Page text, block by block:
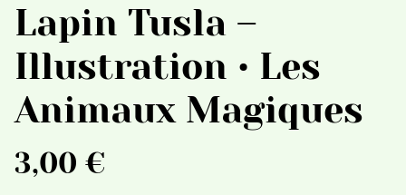
Lapin Tusla –
Illustration • Les
Animaux Magiques
3,00 €